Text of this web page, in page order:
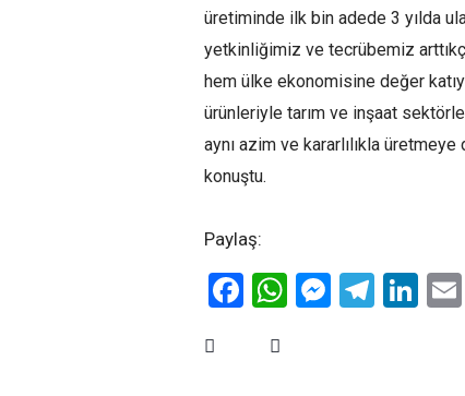
üretiminde ilk bin adede 3 yılda
yetkinliğimiz ve tecrübemiz
hem ülke ekonomisine değer
ürünleriyle tarım ve inşaat
aynı azim ve kararlılıkla
konuştu.
Paylaş:
Facebook
WhatsApp